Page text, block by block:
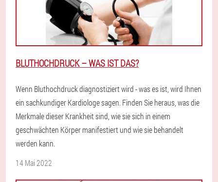
BLUTHOCHDRUCK – WAS IST DAS?
Wenn Bluthochdruck diagnostiziert wird - was es ist, wird Ihnen
ein sachkundiger Kardiologe sagen. Finden Sie heraus, was die
Merkmale dieser Krankheit sind, wie sie sich in einem
geschwächten Körper manifestiert und wie sie behandelt
werden kann.
14 Mai 2022